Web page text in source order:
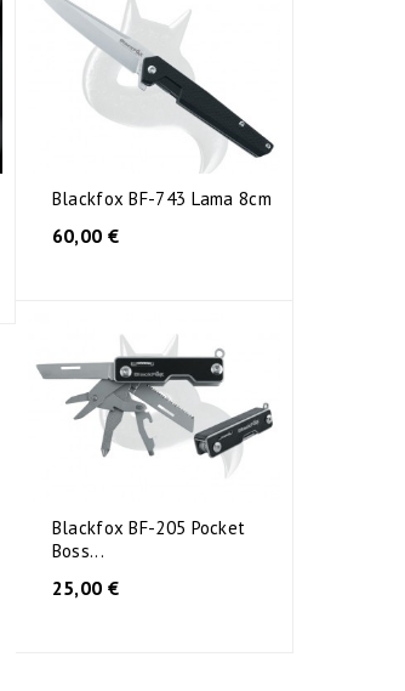
Blackfox BF-743 Lama 8cm
60,00 €
Blackfox BF-205 Pocket
Boss...
25,00 €